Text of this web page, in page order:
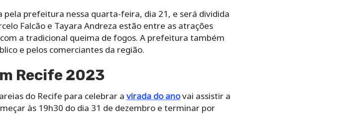
prefeitura nessa quarta-feira, dia 21, e será dividida
Falcão e Tayara Andreza estão entre as atrações
a tradicional queima de fogos. A prefeitura também
e pelos comerciantes da região.
Recife 2023
do Recife para celebrar a virada do anovai assistir a
às 19h30 do dia 31 de dezembro e terminar por